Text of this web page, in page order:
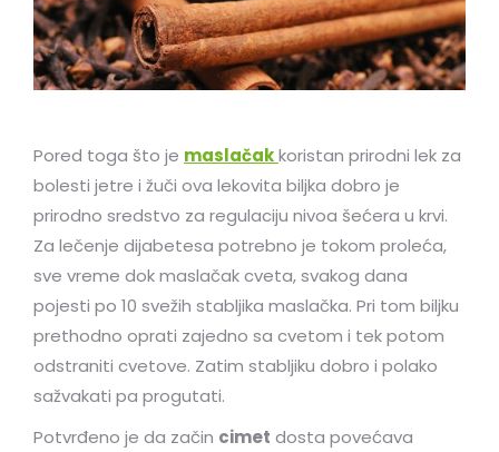
Pored toga što je maslačakkoristan prirodni lek za
bolesti jetre i žuči ova lekovita biljka dobro je
prirodno sredstvo za regulaciju nivoa šećera u krvi.
Za lečenje dijabetesa potrebno je tokom proleća,
sve vreme dok maslačak cveta, svakog dana
pojesti po 10 svežih stabljika maslačka. Pri tom biljku
prethodno oprati zajedno sa cvetom i tek potom
odstraniti cvetove. Zatim stabljiku dobro i polako
sažvakati pa progutati.
Potvrđeno je da začin cimet dosta povećava